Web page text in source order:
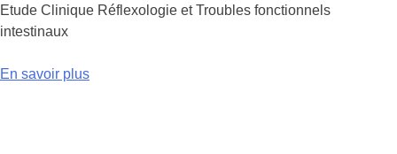
Etude Clinique Réflexologie et Troubles fonctionnels
intestinaux
En savoir plus